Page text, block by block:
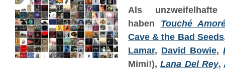
Als unzweifelhafte
haben Touché
Cave & the Bad Seeds
Lamar, David Bowie,
Mimi!),Lana Del Rey,